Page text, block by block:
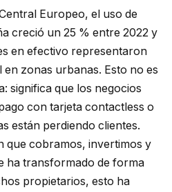
Europeo, el uso de
creció un 25 % entre 2022 y
en efectivo representaron
en zonas urbanas. Esto no es
significa que los negocios
con tarjeta contactless o
están perdiendo clientes.
que cobramos, invertimos y
ha transformado de forma
propietarios, esto ha